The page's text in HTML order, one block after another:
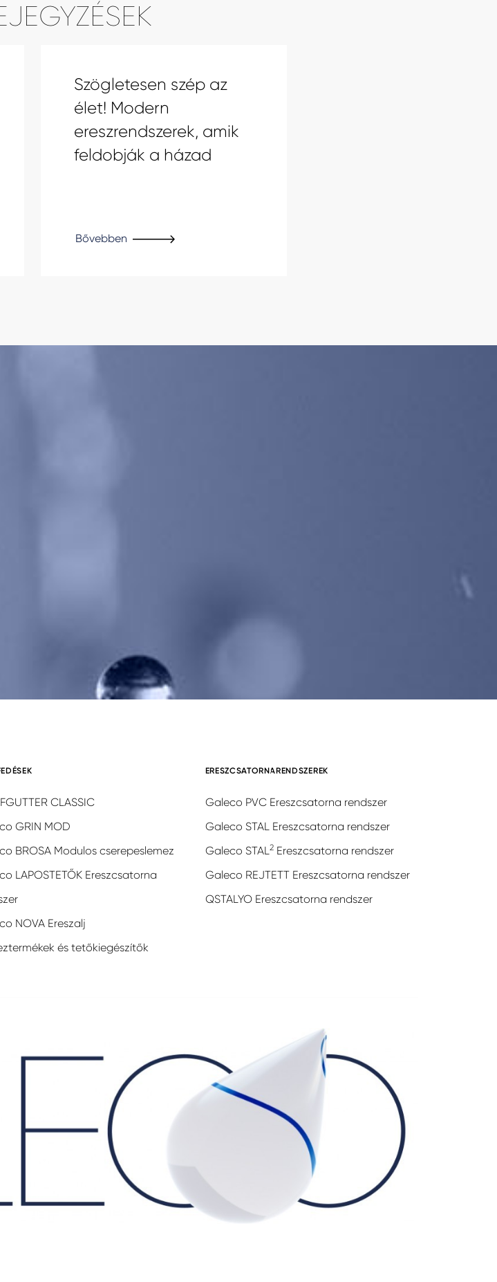
Szögletesen szép az
élet! Modern
ereszrendszerek, amik
feldobják a házad
Bővebben
CLASSIC
GRIN MOD
BROSA Modulos cserepeslemez
LAPOSTETŐK Ereszcsatorna
NOVA Ereszalj
és tetőkiegészítők
ERESZCSATORNARENDSZEREK
Galeco PVC Ereszcsatorna rendszer
Galeco STAL Ereszcsatorna rendszer
Galeco STAL2Ereszcsatorna rendszer
Galeco REJTETT Ereszcsatorna rendszer
QSTALYO Ereszcsatorna rendszer